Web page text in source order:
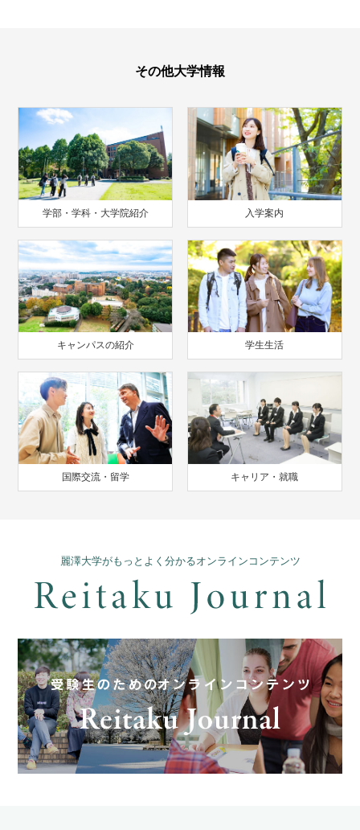
その他大学情報
学部・学科・大学院紹介 入学案内
キャンパスの紹介 学生生活
国際交流・留学 キャリア・就職
麗澤大学がもっとよく分かるオンラインコンテンツ